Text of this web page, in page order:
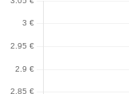
performance et
meilleures résistances